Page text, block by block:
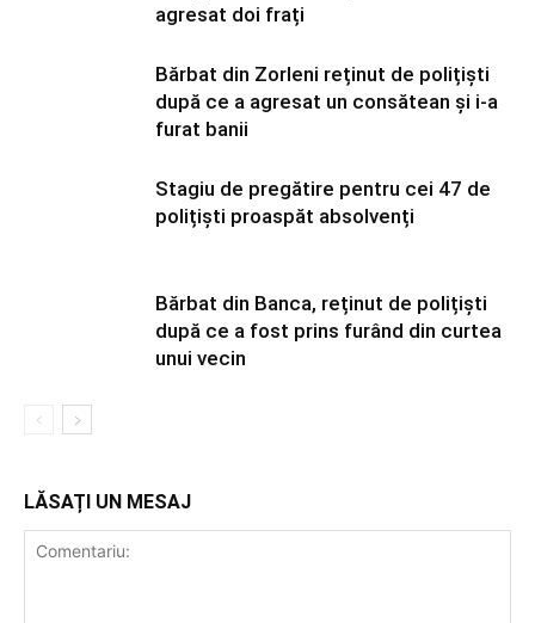
agresat doi frați
Bărbat din Zorleni reținut de polițiști
după ce a agresat un consătean și i-a
furat banii
Stagiu de pregătire pentru cei 47 de
polițiști proaspăt absolvenți
Bărbat din Banca, reținut de polițiști
după ce a fost prins furând din curtea
unui vecin
LĂSAȚI UN MESAJ